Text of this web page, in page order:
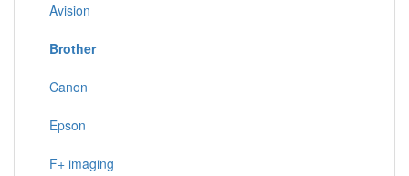
Avision
Brother
Canon
Epson
F+ imaging